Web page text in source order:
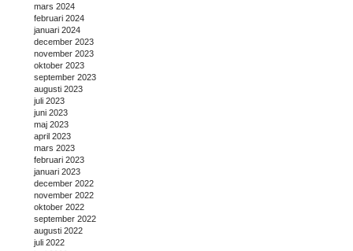
mars 2024
februari 2024
januari 2024
december 2023
november 2023
oktober 2023
september 2023
augusti 2023
juli 2023
juni 2023
maj 2023
april 2023
mars 2023
februari 2023
januari 2023
december 2022
november 2022
oktober 2022
september 2022
augusti 2022
juli 2022